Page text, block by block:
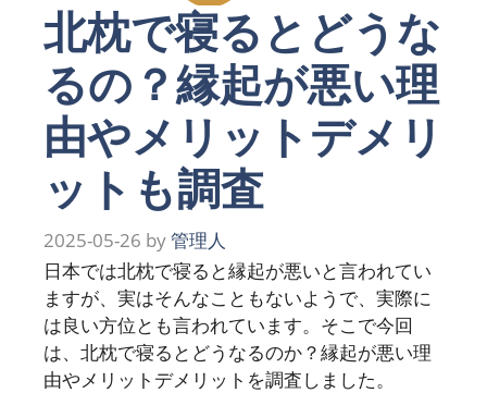
北枕で寝るとどうな
るの？縁起が悪い理
由やメリットデメリ
ットも調査
2025-05-26 by管理人
日本では北枕で寝ると縁起が悪いと言われてい
ますが、実はそんなこともないようで、実際に
は良い方位とも言われています。そこで今回
は、北枕で寝るとどうなるのか？縁起が悪い理
由やメリットデメリットを調査しました。